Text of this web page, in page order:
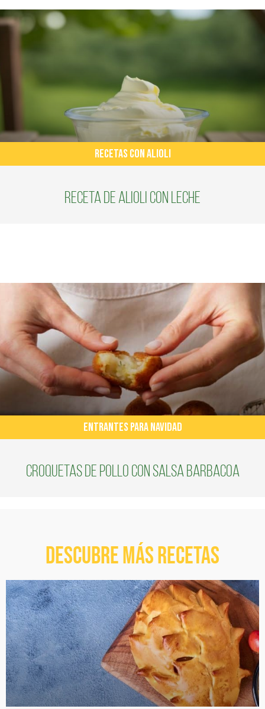
RECETAS CON ALIOLI
Receta de Alioli con Leche
ENTRANTES PARA NAVIDAD
Croquetas de pollo con salsa barbacoa
Descubre más recetas